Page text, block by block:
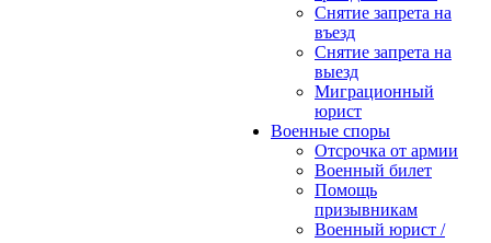
Снятие запрета на
въезд
Снятие запрета на
выезд
Миграционный
юрист
Военные споры
Отсрочка от армии
Военный билет
Помощь
призывникам
Военный юрист /